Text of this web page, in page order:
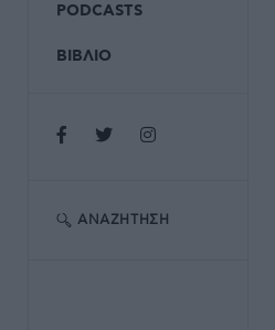
PODCASTS
ΒΙΒΛΙΟ
ΑΝΑΖΉΤΗΣΗ